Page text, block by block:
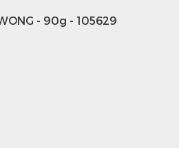
- 90g - 105629